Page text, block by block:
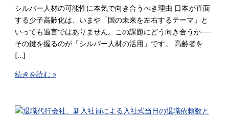
シルバー人材の可能性に本気で向き合うべき理由 日本が直面
する少子高齢化は、いまや「国の未来を左右するテーマ」と
いっても過言ではありません。この課題にどう向き合うか──
その鍵を握るのが「シルバー人材の活用」です。 高齢者を
[…]
続きを読む »